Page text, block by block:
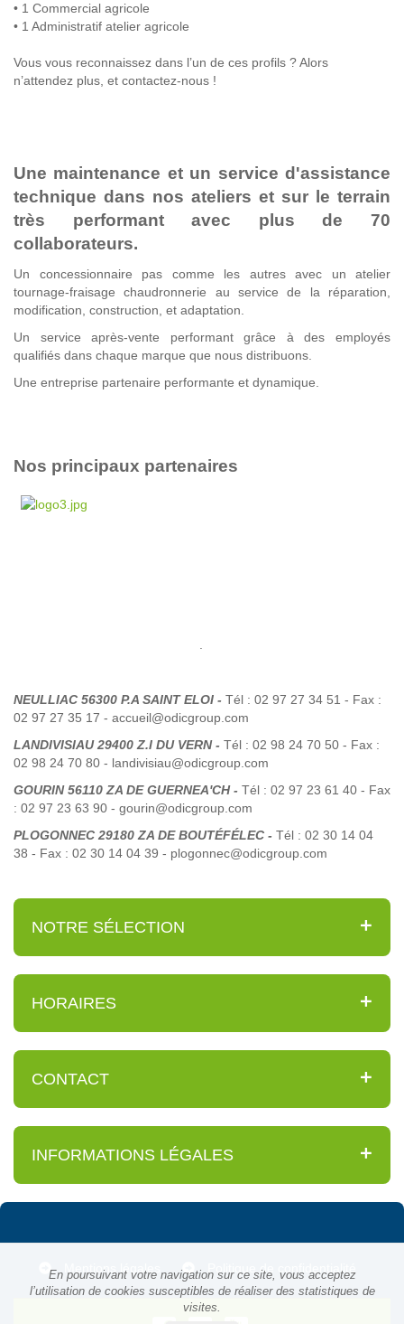
En poursuivant votre navigation sur ce site, vous acceptez
l’utilisation de cookies susceptibles de réaliser des statistiques de
visites.
• 1 Commercial agricole
• 1 Administratif atelier agricole
Vous vous reconnaissez dans l’un de ces profils ? Alors
n’attendez plus, et contactez-nous !
Une maintenance et un service d'assistance
technique dans nos ateliers et sur le terrain
très performant avec plus de 70
collaborateurs.
Un concessionnaire pas comme les autres avec un atelier
tournage-fraisage chaudronnerie au service de la réparation,
modification, construction, et adaptation.
Un service après-vente performant grâce à des employés
qualifiés dans chaque marque que nous distribuons.
Une entreprise partenaire performante et dynamique.
Nos principaux partenaires
NEULLIAC 56300 P.A SAINT ELOI - Tél : 02 97 27 34 51 - Fax :
02 97 27 35 17 - accueil@odicgroup.com
LANDIVISIAU 29400 Z.I DU VERN - Tél : 02 98 24 70 50 - Fax :
02 98 24 70 80 - landivisiau@odicgroup.com
GOURIN 56110 ZA DE GUERNEA'CH - Tél : 02 97 23 61 40 - Fax
: 02 97 23 63 90 - gourin@odicgroup.com
PLOGONNEC 29180 ZA DE BOUTÉFÉLEC - Tél : 02 30 14 04
38 - Fax : 02 30 14 04 39 - plogonnec@odicgroup.com
NOTRE SÉLECTION
HORAIRES
CONTACT
INFORMATIONS LÉGALES
Mentions légales Politique de confidentialité